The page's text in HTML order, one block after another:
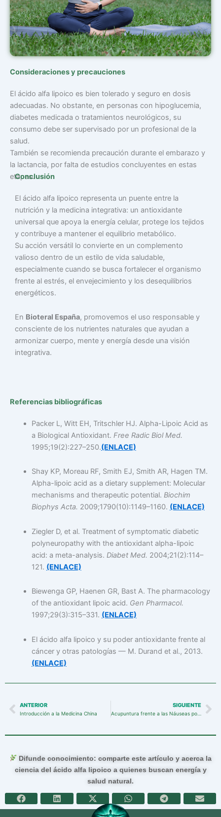
Consideraciones y precauciones
El ácido alfa lipoico es bien tolerado y seguro en dosis
adecuadas. No obstante, en personas con hipoglucemia,
diabetes medicada o tratamientos neurológicos, su
consumo debe ser supervisado por un profesional de la
salud.
También se recomienda precaución durante el embarazo y
la lactancia, por falta de estudios concluyentes en estas
etapas.
Conclusión
El ácido alfa lipoico representa un puente entre la
nutrición y la medicina integrativa: un antioxidante
universal que apoya la energía celular, protege los tejidos
y contribuye a mantener el equilibrio metabólico.
Su acción versátil lo convierte en un complemento
valioso dentro de un estilo de vida saludable,
especialmente cuando se busca fortalecer el organismo
frente al estrés, el envejecimiento y los desequilibrios
energéticos.
En Bioteral España, promovemos el uso responsable y
consciente de los nutrientes naturales que ayudan a
armonizar cuerpo, mente y energía desde una visión
integrativa.
Referencias bibliográficas
Packer L, Witt EH, Tritschler HJ. Alpha-Lipoic Acid as
a Biological Antioxidant. Free Radic Biol Med.
1995;19(2):227–250.(ENLACE)
Shay KP, Moreau RF, Smith EJ, Smith AR, Hagen TM.
Alpha-lipoic acid as a dietary supplement: Molecular
mechanisms and therapeutic potential. Biochim
Biophys Acta. 2009;1790(10):1149–1160. (ENLACE)
Ziegler D, et al. Treatment of symptomatic diabetic
polyneuropathy with the antioxidant alpha-lipoic
acid: a meta-analysis. Diabet Med. 2004;21(2):114–
121. (ENLACE)
Biewenga GP, Haenen GR, Bast A. The pharmacology
of the antioxidant lipoic acid. Gen Pharmacol.
1997;29(3):315–331. (ENLACE)
El ácido alfa lipoico y su poder antioxidante frente al
cáncer y otras patologías — M. Durand et al., 2013.
(ENLACE)
Prev
ANTERIOR
Introducción a la Medicina China
SIGUIENTE
Acupuntura frente a las Náuseas por Quimioterapia
Difunde conocimiento: comparte este artículo y acerca la
ciencia del ácido alfa lipoico a quienes buscan energía y
salud natural.